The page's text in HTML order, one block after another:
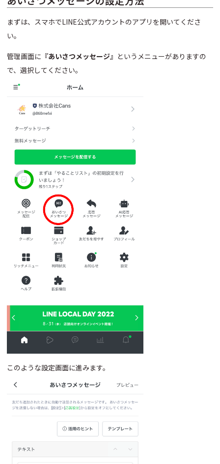
まずは、スマホでLINE公式アカウントのアプリを開いてくださ
い。
管理画面に 『あいさつメッセージ』 というメニューがありますの
で、選択してください。
このような設定画面に進みます。